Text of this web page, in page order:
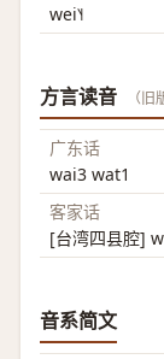
wei˥˧
方言读音 （旧
广东话
wai3 wat1
客家话
[台湾四县腔]
音系简文